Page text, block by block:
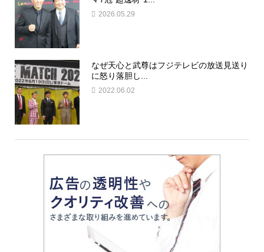
2026.05.29
なぜ天心と武尊はフジテレビの放送見送り
に怒り落胆し...
2022.06.02